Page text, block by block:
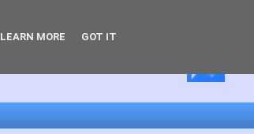
LEARN MORE GOT IT